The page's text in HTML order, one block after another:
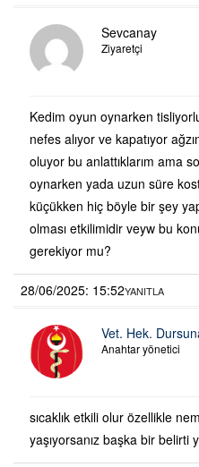
Sevcanay
Ziyaretçi
Kedim oyun oynarken
nefes alıyor ve kapatıyor
oluyor bu anlattıklarım ama
oynarken yada uzun süre
küçükken hiç böyle bir şey
olması etkilimidir veyw bu
gerekiyor mu?
28/06/2025: 15:52YANITLA
Vet. Hek.
Anahtar yönetici
sıcaklık etkili olur özellikle
yaşıyorsanız başka bir belirti